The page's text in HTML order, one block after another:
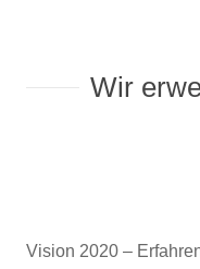
Wir
Vision 2020 –